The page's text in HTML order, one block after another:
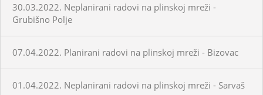
30.03.2022. Neplanirani radovi na plinskoj mreži -
Grubišno Polje
07.04.2022. Planirani radovi na plinskoj mreži - Bizovac
01.04.2022. Neplanirani radovi na plinskoj mreži - Sarvaš